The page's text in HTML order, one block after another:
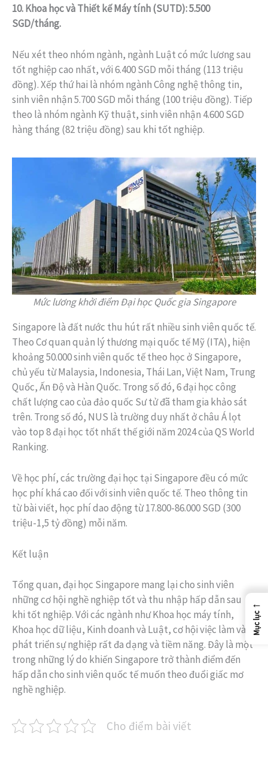
10. Khoa học và Thiết kế Máy tính (SUTD): 5.500
SGD/tháng.
Nếu xét theo nhóm ngành, ngành Luật có mức lương sau
tốt nghiệp cao nhất, với 6.400 SGD mỗi tháng (113 triệu
đồng). Xếp thứ hai là nhóm ngành Công nghệ thông tin,
sinh viên nhận 5.700 SGD mỗi tháng (100 triệu đồng). Tiếp
theo là nhóm ngành Kỹ thuật, sinh viên nhận 4.600 SGD
hàng tháng (82 triệu đồng) sau khi tốt nghiệp.
Mức lương khởi điểm Đại học Quốc gia Singapore
Singapore là đất nước thu hút rất nhiều sinh viên quốc tế.
Theo Cơ quan quản lý thương mại quốc tế Mỹ (ITA), hiện
khoảng 50.000 sinh viên quốc tế theo học ở Singapore,
chủ yếu từ Malaysia, Indonesia, Thái Lan, Việt Nam, Trung
Quốc, Ấn Độ và Hàn Quốc. Trong số đó, 6 đại học công
chất lượng cao của đảo quốc Sư tử đã tham gia khảo sát
trên. Trong số đó, NUS là trường duy nhất ở châu Á lọt
vào top 8 đại học tốt nhất thế giới năm 2024 của QS World
Ranking.
Về học phí, các trường đại học tại Singapore đều có mức
học phí khá cao đối với sinh viên quốc tế. Theo thông tin
từ bài viết, học phí dao động từ 17.800-86.000 SGD (300
triệu-1,5 tỷ đồng) mỗi năm.
Kết luận
Tổng quan, đại học Singapore mang lại cho sinh viên
những cơ hội nghề nghiệp tốt và thu nhập hấp dẫn sau
khi tốt nghiệp. Với các ngành như Khoa học máy tính,
Khoa học dữ liệu, Kinh doanh và Luật, cơ hội việc làm và
phát triển sự nghiệp rất đa dạng và tiềm năng. Đây là một
trong những lý do khiến Singapore trở thành điểm đến
hấp dẫn cho sinh viên quốc tế muốn theo đuổi giấc mơ
nghề nghiệp.
Cho điểm bài viết
←
Mục lục